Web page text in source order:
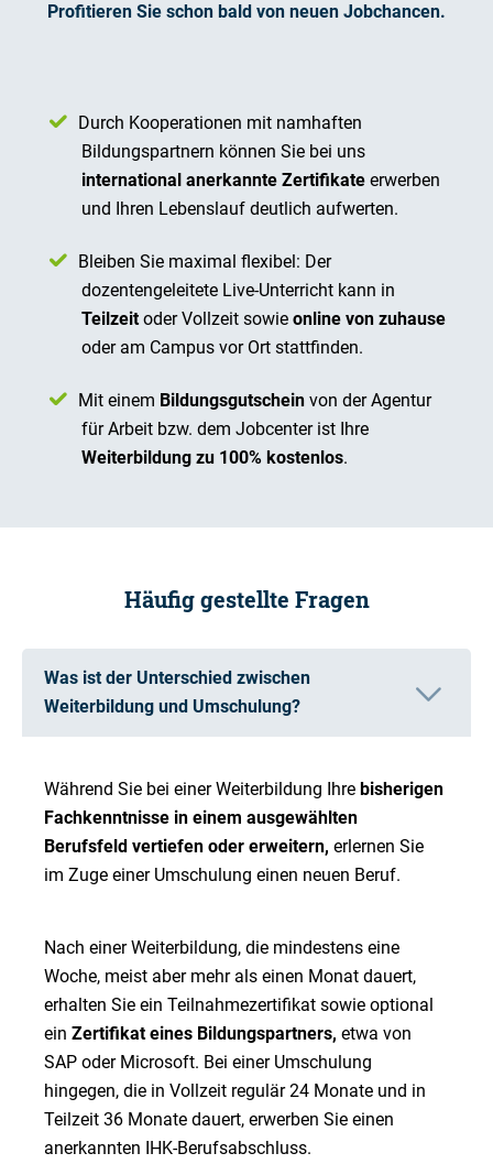
Profitieren Sie schon bald von neuen Jobchancen.
Durch Kooperationen mit namhaften
Bildungspartnern können Sie bei uns
international anerkannte Zertifikate erwerben
und Ihren Lebenslauf deutlich aufwerten.
Bleiben Sie maximal flexibel: Der
dozentengeleitete Live-Unterricht kann in
Teilzeitoder Vollzeit sowie online von zuhause
oder am Campus vor Ort stattfinden.
Mit einem Bildungsgutschein von der Agentur
für Arbeit bzw. dem Jobcenter ist Ihre
Weiterbildung zu 100% kostenlos.
Häufig gestellte Fragen
Was ist der Unterschied zwischen
Weiterbildung und Umschulung?
Während Sie bei einer Weiterbildung Ihre bisherigen
Fachkenntnisse in einem ausgewählten
Berufsfeld vertiefen oder erweitern, erlernen Sie
im Zuge einer Umschulung einen neuen Beruf.
Nach einer Weiterbildung, die mindestens eine
Woche, meist aber mehr als einen Monat dauert,
erhalten Sie ein Teilnahmezertifikat sowie optional
ein Zertifikat eines Bildungspartners, etwa von
SAP oder Microsoft. Bei einer Umschulung
hingegen, die in Vollzeit regulär 24 Monate und in
Teilzeit 36 Monate dauert, erwerben Sie einen
anerkannten IHK-Berufsabschluss.